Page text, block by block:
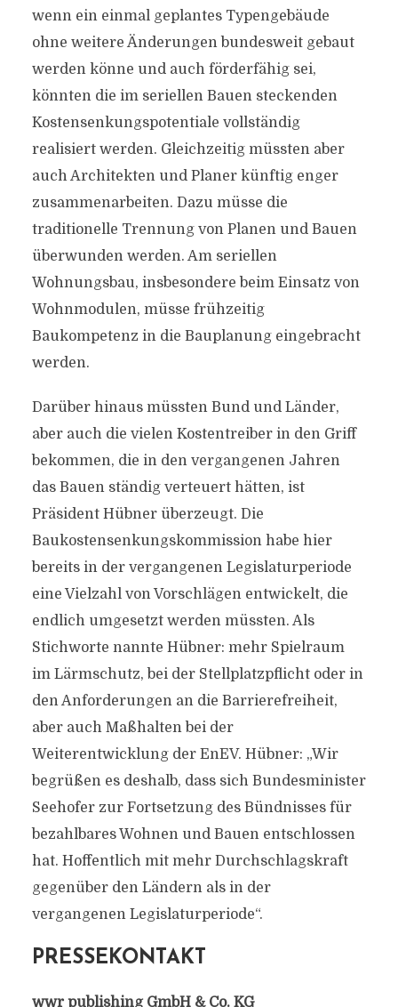
wenn ein einmal geplantes Typengebäude
ohne weitere Änderungen bundesweit gebaut
werden könne und auch förderfähig sei,
könnten die im seriellen Bauen steckenden
Kostensenkungspotentiale vollständig
realisiert werden. Gleichzeitig müssten aber
auch Architekten und Planer künftig enger
zusammenarbeiten. Dazu müsse die
traditionelle Trennung von Planen und Bauen
überwunden werden. Am seriellen
Wohnungsbau, insbesondere beim Einsatz von
Wohnmodulen, müsse frühzeitig
Baukompetenz in die Bauplanung eingebracht
werden.
Darüber hinaus müssten Bund und Länder,
aber auch die vielen Kostentreiber in den Griff
bekommen, die in den vergangenen Jahren
das Bauen ständig verteuert hätten, ist
Präsident Hübner überzeugt. Die
Baukostensenkungskommission habe hier
bereits in der vergangenen Legislaturperiode
eine Vielzahl von Vorschlägen entwickelt, die
endlich umgesetzt werden müssten. Als
Stichworte nannte Hübner: mehr Spielraum
im Lärmschutz, bei der Stellplatzpflicht oder in
den Anforderungen an die Barrierefreiheit,
aber auch Maßhalten bei der
Weiterentwicklung der EnEV. Hübner: „Wir
begrüßen es deshalb, dass sich Bundesminister
Seehofer zur Fortsetzung des Bündnisses für
bezahlbares Wohnen und Bauen entschlossen
hat. Hoffentlich mit mehr Durchschlagskraft
gegenüber den Ländern als in der
vergangenen Legislaturperiode“.
PRESSEKONTAKT
wwr publishing GmbH & Co. KG